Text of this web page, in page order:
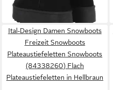
Plateaustiefeletten in Schwarz
Ital-Design Damen Snowboots
Freizeit Snowboots
Plateaustiefeletten Snowboots
(84338260) Flach
Plateaustiefeletten in Hellbraun